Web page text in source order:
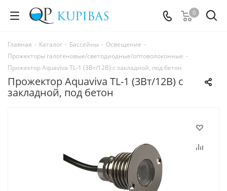
0
Главная - Каталог - Бассейны - Освещение -
Прожекторы галогеновые/светодиодные/оптоволоконные -
Прожектор Aquaviva TL-1 (3Вт/12В) с закладной, под бетон
Прожектор Aquaviva TL-1 (3Вт/12В) с
закладной, под бетон